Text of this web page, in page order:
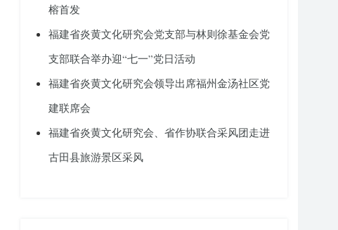
榕首发
福建省炎黄文化研究会党支部与林则徐基金会党
支部联合举办迎“七一”党日活动
福建省炎黄文化研究会领导出席福州金汤社区党
建联席会
福建省炎黄文化研究会、省作协联合采风团走进
古田县旅游景区采风